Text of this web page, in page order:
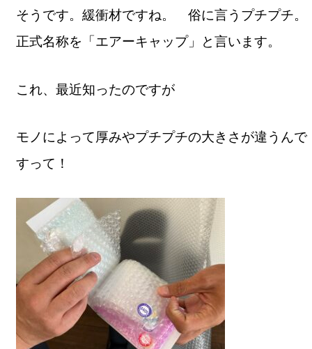
そうです。緩衝材ですね。 俗に言うプチプチ。
正式名称を「エアーキャップ」と言います。
これ、最近知ったのですが
モノによって厚みやプチプチの大きさが違うんで
すって！